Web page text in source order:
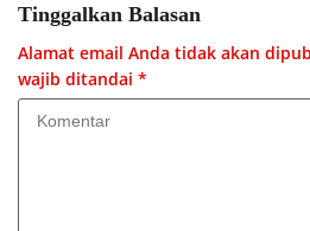
Tinggalkan Balasan
Alamat email Anda tidak akan
wajib ditandai *